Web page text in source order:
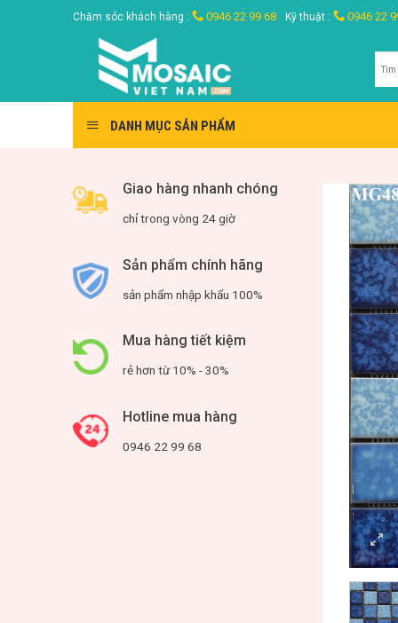
Chăm sóc khách hàng : 0946 22 99 68 Kỹ thuật : 0946 22
DANH MỤC SẢN PHẨM
Giao hàng nhanh chóng
chỉ trong vòng 24 giờ
Sản phẩm chính hãng
sản phẩm nhập khẩu 100%
Mua hàng tiết kiệm
rẻ hơn từ 10% - 30%
Hotline mua hàng
0946 22 99 68